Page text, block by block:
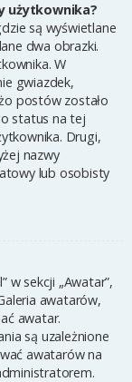
użytkownika?
są wyświetlane
dwa obrazki.
W
gwiazdek,
postów zostało
status na tej
Drugi,
nazwy
lub osobisty
w sekcji „Awatar”,
awatarów,
awatar.
są uzależnione
awatarów na